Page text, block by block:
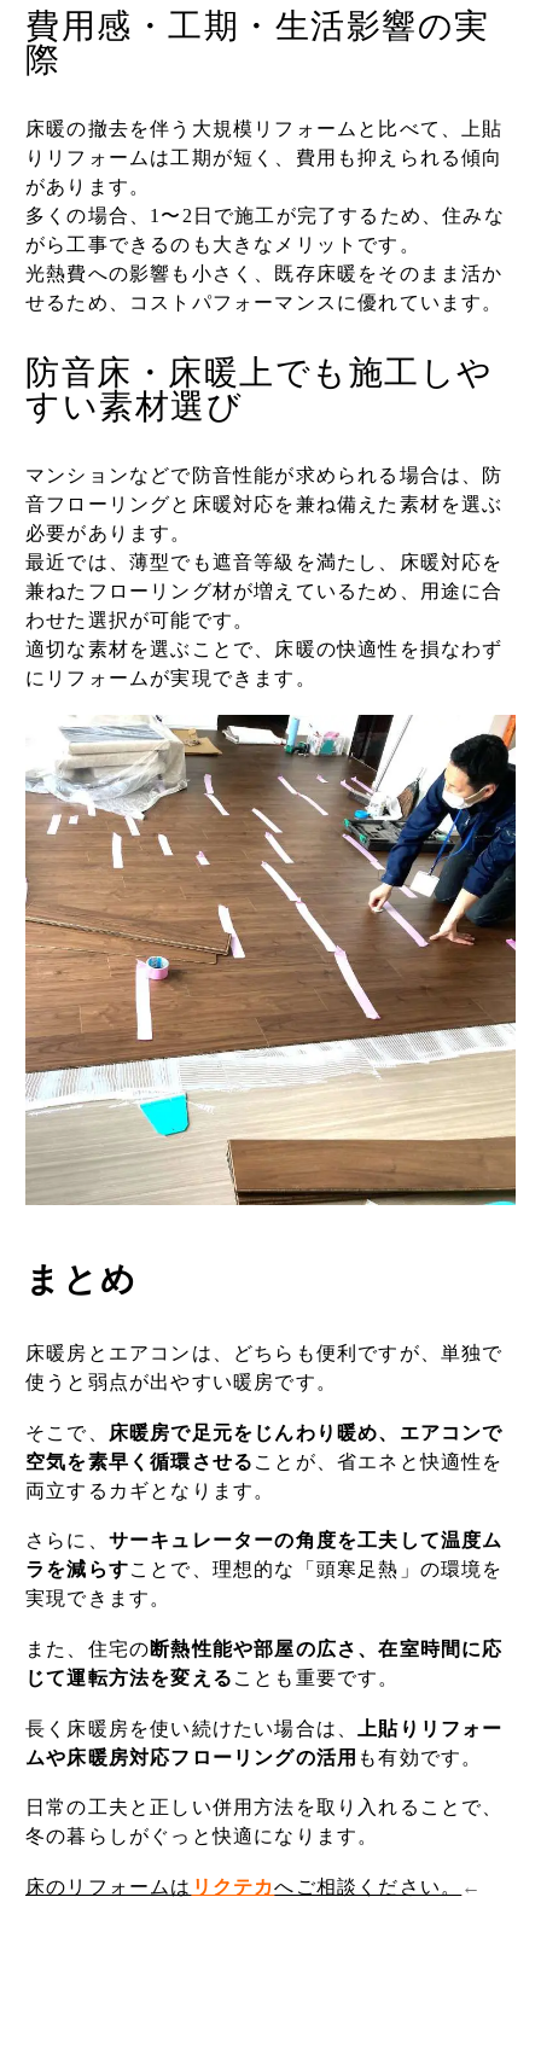
費用感・工期・生活影響の実
際
床暖の撤去を伴う大規模リフォームと比べて、上貼
りリフォームは工期が短く、費用も抑えられる傾向
があります。
多くの場合、1〜2日で施工が完了するため、住みな
がら工事できるのも大きなメリットです。
光熱費への影響も小さく、既存床暖をそのまま活か
せるため、コストパフォーマンスに優れています。
防音床・床暖上でも施工しや
すい素材選び
マンションなどで防音性能が求められる場合は、防
音フローリングと床暖対応を兼ね備えた素材を選ぶ
必要があります。
最近では、薄型でも遮音等級を満たし、床暖対応を
兼ねたフローリング材が増えているため、用途に合
わせた選択が可能です。
適切な素材を選ぶことで、床暖の快適性を損なわず
にリフォームが実現できます。
まとめ
床暖房とエアコンは、どちらも便利ですが、単独で
使うと弱点が出やすい暖房です。
そこで、
床暖房で足元をじんわり暖め、エアコンで
空気を素早く循環させる ことが、省エネと快適性を
両立するカギとなります。
さらに、 サーキュレーターの角度を工夫して温度ム
ラを減らすことで、理想的な「頭寒足熱」の環境を
実現できます。
また、住宅の断熱性能や部屋の広さ、在室時間に応
じて運転方法を変える ことも重要です。
長く床暖房を使い続けたい場合は、
上貼りリフォー
ムや床暖房対応フローリングの活用 も有効です。
日常の工夫と正しい併用方法を取り入れることで、
冬の暮らしがぐっと快適になります。
床のリフォームは リクテカへご相談ください。 ←